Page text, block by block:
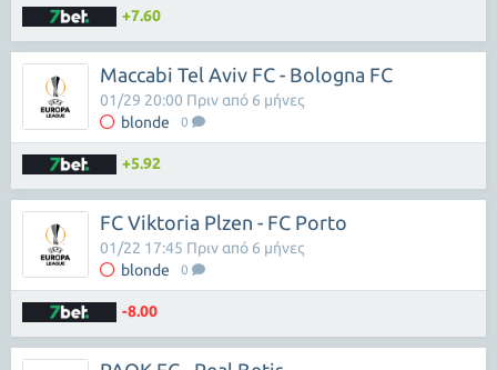
+7.60
Maccabi Tel Aviv FC - Bologna FC
blonde 0
01/29 20:00 Πριν από 6 μήνες
+5.92
FC Viktoria Plzen - FC Porto
blonde 0
01/22 17:45 Πριν από 6 μήνες
-8.00